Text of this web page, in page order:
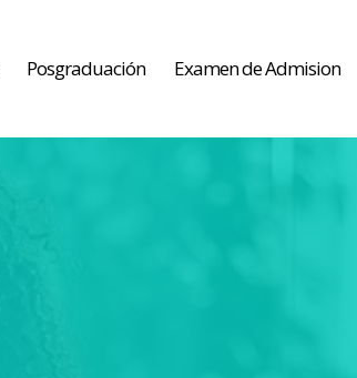
Posgraduación Examen de Admision